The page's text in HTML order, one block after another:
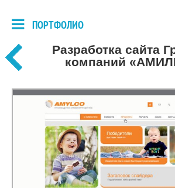
ПОРТФОЛИО
Разработка сайта
компаний